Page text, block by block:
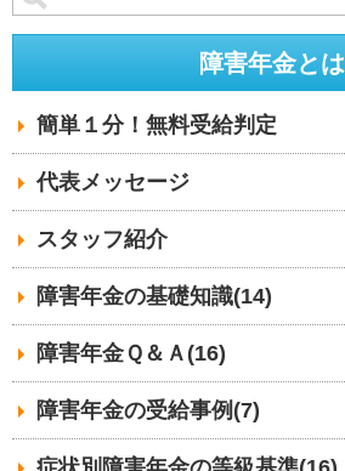
障害年金とは
簡単１分！無料受給判定
代表メッセージ
スタッフ紹介
障害年金の基礎知識(14)
障害年金Ｑ＆Ａ(16)
障害年金の受給事例(7)